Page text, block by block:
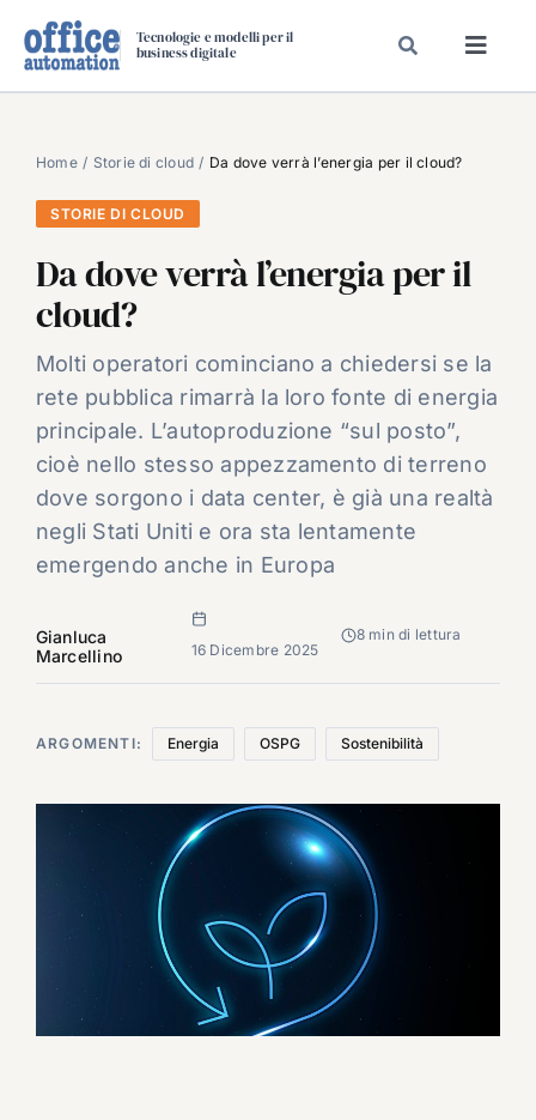
Tecnologie e modelli per il
business digitale
SPECIAL PAPER
TAVOLE ROTONDE DI REDAZIONE
CARRIERE
VIDEO
EVENTI
CHI SIAMO
Home Storie di cloud Da dove verrà l’energia per il cloud?
STORIE DI CLOUD
Da dove verrà l’energia per il
cloud?
Molti operatori cominciano a chiedersi se la
rete pubblica rimarrà la loro fonte di energia
principale. L’autoproduzione “sul posto”,
cioè nello stesso appezzamento di terreno
dove sorgono i data center, è già una realtà
negli Stati Uniti e ora sta lentamente
emergendo anche in Europa
Gianluca
Marcellino
16 Dicembre 2025
8 min di lettura
ARGOMENTI: Energia OSPG Sostenibilità